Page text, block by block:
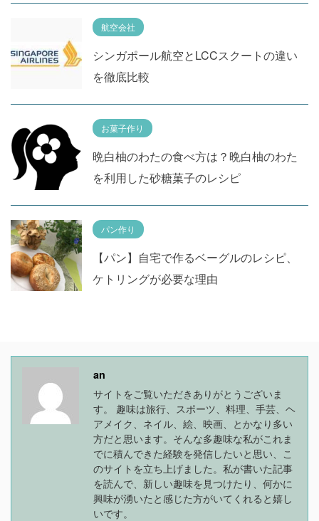
航空会社
シンガポール航空とLCCスクートの違い
を徹底比較
お菓子作り
晩白柚のわたの食べ方は？晩白柚のわた
を利用した砂糖菓子のレシピ
パン作り
【パン】自宅で作るベーグルのレシピ、
ケトリングが必要な理由
an
サイトをご覧いただきありがとうございま
す。 趣味は旅行、スポーツ、料理、手芸、ヘ
アメイク、ネイル、絵、映画、とかなり多い
方だと思います。そんな多趣味な私がこれま
でに積んできた経験を発信したいと思い、こ
のサイトを立ち上げました。私が書いた記事
を読んで、新しい趣味を見つけたり、何かに
興味が湧いたと感じた方がいてくれると嬉し
いです。